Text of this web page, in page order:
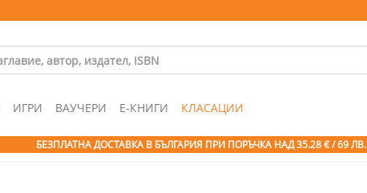
ИГРИ ВАУЧЕРИ Е-КНИГИ КЛАСАЦИИ
БЕЗПЛАТНА ДОСТАВКА В БЪЛГАРИЯ ПРИ ПОРЪЧКА НАД 35.28 € / 69 ЛВ.